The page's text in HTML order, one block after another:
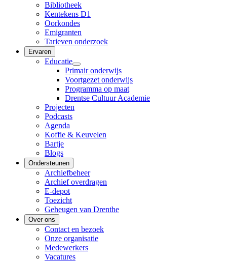
Bibliotheek
Kentekens D1
Oorkondes
Emigranten
Tarieven onderzoek
Ervaren
Educatie
Primair onderwijs
Voortgezet onderwijs
Programma op maat
Drentse Cultuur Academie
Projecten
Podcasts
Agenda
Koffie & Keuvelen
Bartje
Blogs
Ondersteunen
Archiefbeheer
Archief overdragen
E-depot
Toezicht
Geheugen van Drenthe
Over ons
Contact en bezoek
Onze organisatie
Medewerkers
Vacatures